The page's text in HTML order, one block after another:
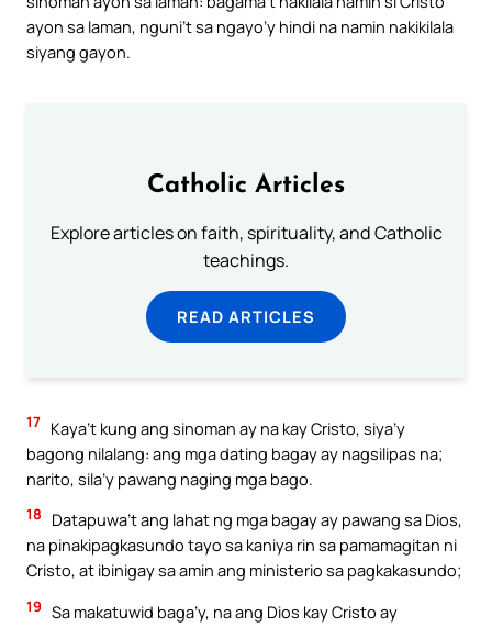
ayon sa laman, nguni’t sa ngayo’y hindi na namin nakikilala
siyang gayon.
Catholic Articles
Explore articles on faith, spirituality, and Catholic
teachings.
READ ARTICLES
17 Kaya’t kung ang sinoman ay na kay Cristo, siya’y
bagong nilalang: ang mga dating bagay ay nagsilipas na;
narito, sila’y pawang naging mga bago.
18
Datapuwa’t ang lahat ng mga bagay ay pawang sa Dios,
na pinakipagkasundo tayo sa kaniya rin sa pamamagitan ni
Cristo, at ibinigay sa amin ang ministerio sa pagkakasundo;
19 Sa makatuwid baga’y, na ang Dios kay Cristo ay